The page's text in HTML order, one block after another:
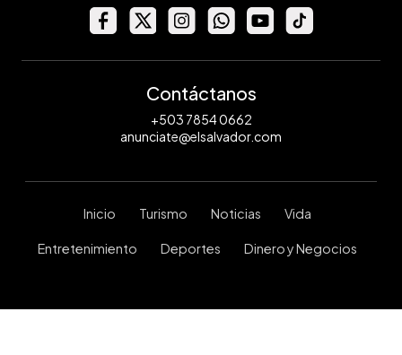
Contáctanos
+503 7854 0662
anunciate@elsalvador.com
Inicio Turismo Noticias Vida
Entretenimiento Deportes Dinero y Negocios